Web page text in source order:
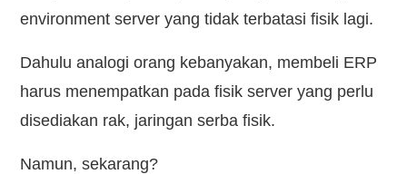
environment server yang tidak terbatasi fisik lagi.
Dahulu analogi orang kebanyakan, membeli ERP
harus menempatkan pada fisik server yang perlu
disediakan rak, jaringan serba fisik.
Namun, sekarang?